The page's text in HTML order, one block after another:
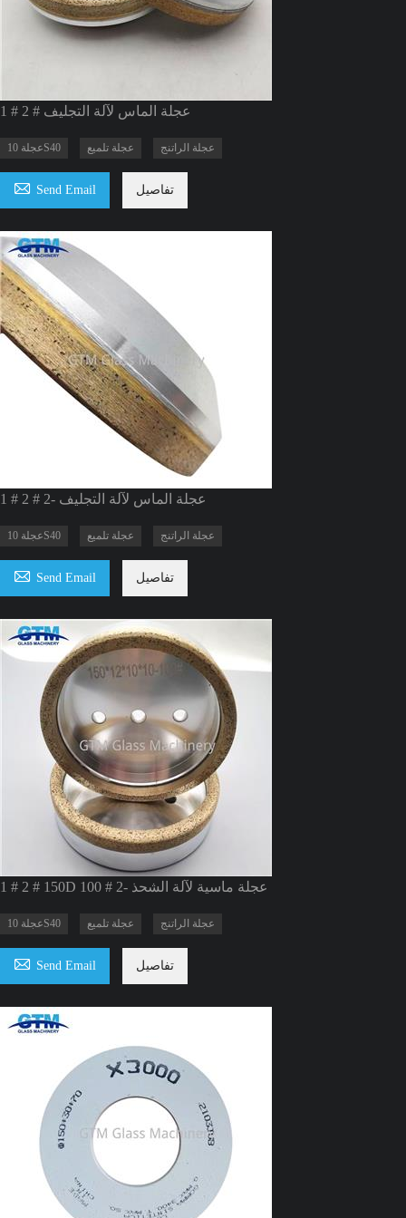
1 # 2 # عجلة الماس لآلة التجليف
عجلة 10S40 عجلة تلميع عجلة الراتنج
 Send Email تفاصيل
1 # 2 # عجلة الماس لآلة التجليف -2
عجلة 10S40 عجلة تلميع عجلة الراتنج
 Send Email تفاصيل
1 # 2 # 150D 100 # عجلة ماسية لآلة الشحذ -2
عجلة 10S40 عجلة تلميع عجلة الراتنج
 Send Email تفاصيل